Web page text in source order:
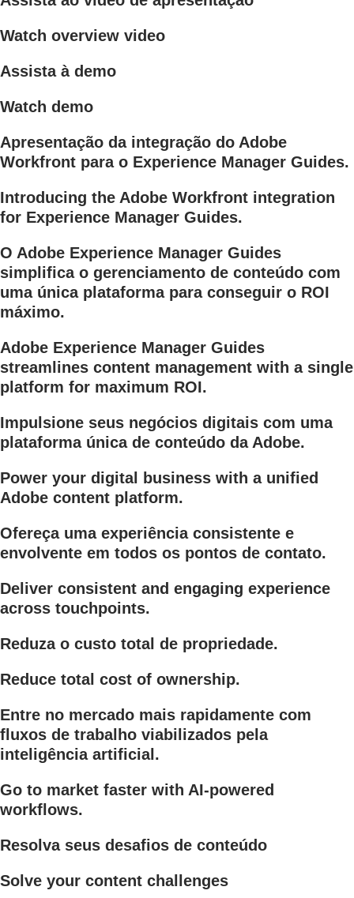
Watch overview video
Assista à demo
Watch demo
Apresentação da integração do Adobe
Workfront para o Experience Manager Guides.
Introducing the Adobe Workfront integration
for Experience Manager Guides.
O Adobe Experience Manager Guides
simplifica o gerenciamento de conteúdo com
uma única plataforma para conseguir o ROI
máximo.
Adobe Experience Manager Guides
streamlines content management with a single
platform for maximum ROI.
Impulsione seus negócios digitais com uma
plataforma única de conteúdo da Adobe.
Power your digital business with a unified
Adobe content platform.
Ofereça uma experiência consistente e
envolvente em todos os pontos de contato.
Deliver consistent and engaging experience
across touchpoints.
Reduza o custo total de propriedade.
Reduce total cost of ownership.
Entre no mercado mais rapidamente com
fluxos de trabalho viabilizados pela
inteligência artificial.
Go to market faster with AI-powered
workflows.
Resolva seus desafios de conteúdo
Solve your content challenges